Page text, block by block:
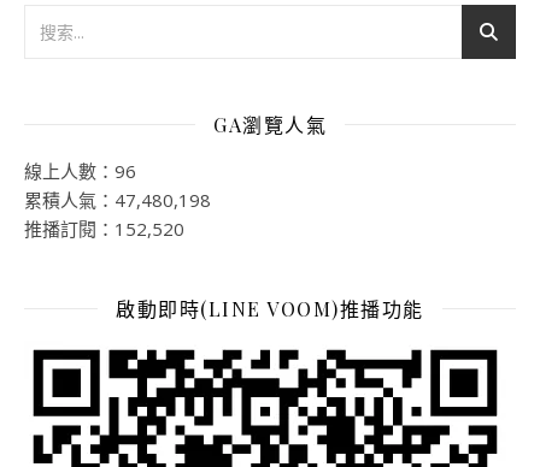
GA瀏覽人氣
線上人數：96
累積人氣：47,480,198
推播訂閱：152,520
啟動即時(LINE VOOM)推播功能